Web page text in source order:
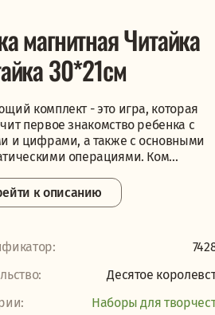
магнитная Читайка
30*21см
комплект - это игра, которая
первое знакомство ребенка с
и цифрами, а также с основными
операциями. Ком...
к описанию
Десятое
Наборы для